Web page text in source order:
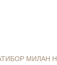
МИЛАН